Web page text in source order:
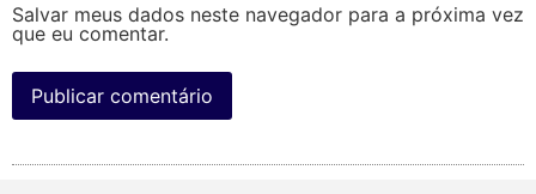
Salvar meus dados neste navegador para a próxima vez
que eu comentar.